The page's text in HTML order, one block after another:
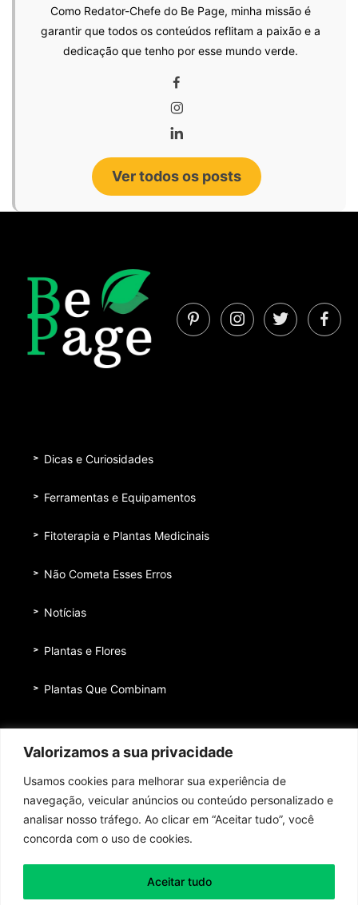
Valorizamos a sua privacidade
Usamos cookies para melhorar sua experiência de
navegação, veicular anúncios ou conteúdo personalizado e
analisar nosso tráfego. Ao clicar em “Aceitar tudo”, você
concorda com o uso de cookies.
Aceitar tudo
Como Redator-Chefe do Be Page, minha missão é
garantir que todos os conteúdos reflitam a paixão e a
dedicação que tenho por esse mundo verde.
Ver todos os posts
Dicas e Curiosidades
Ferramentas e Equipamentos
Fitoterapia e Plantas Medicinais
Não Cometa Esses Erros
Notícias
Plantas e Flores
Plantas Que Combinam
Quem nos patrocina
Contato
Toda honra e toda glória ao Senhor Jesus Cristo!